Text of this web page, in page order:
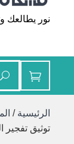
نور يطالعك
الرئيسية /
توثيق تفجير